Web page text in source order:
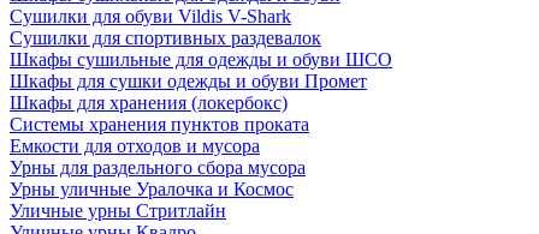
Сушилки для обуви Vildis V-Shark
Сушилки для спортивных раздевалок
Шкафы сушильные для одежды и обуви ШСО
Шкафы для сушки одежды и обуви Промет
Шкафы для хранения (локербокс)
Системы хранения пунктов проката
Емкости для отходов и мусора
Урны для раздельного сбора мусора
Урны уличные Уралочка и Космос
Уличные урны Стритлайн